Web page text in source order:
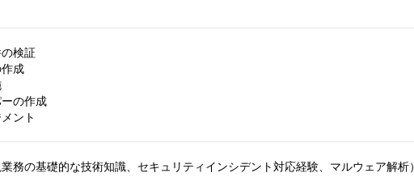
検証
成
の作成
ント
務の基礎的な技術知識、セキュリティインシデント対応経験、マルウェア解析）